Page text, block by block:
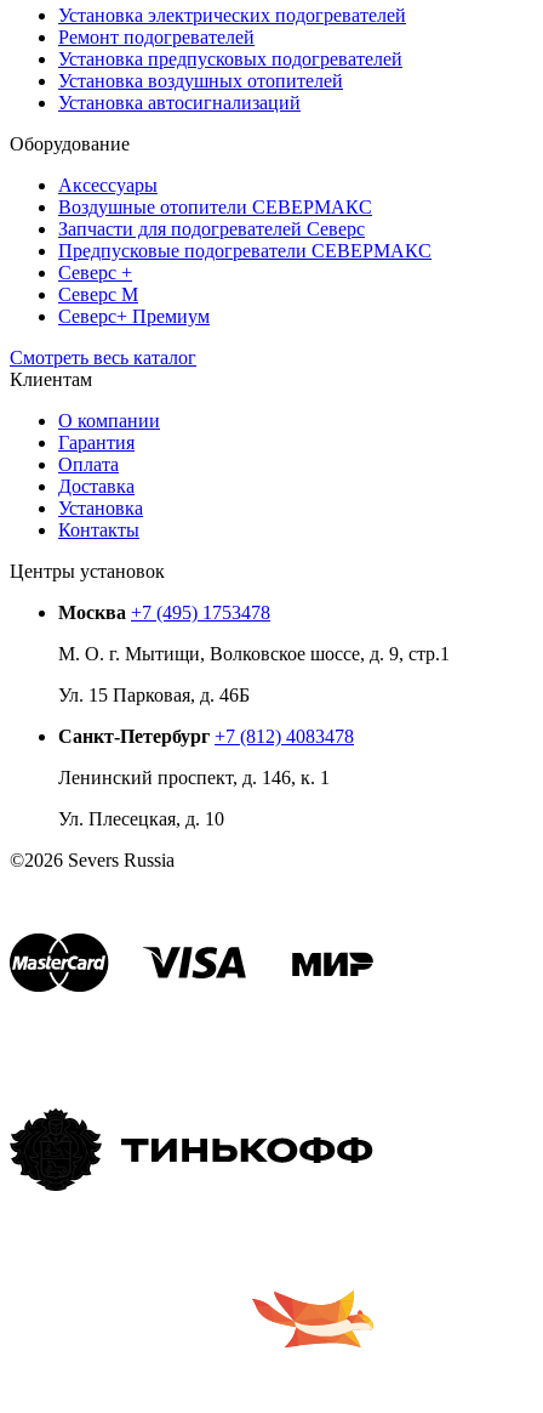
Установка электрических подогревателей
Ремонт подогревателей
Установка предпусковых подогревателей
Установка воздушных отопителей
Установка автосигнализаций
Оборудование
Аксессуары
Воздушные отопители СЕВЕРМАКС
Запчасти для подогревателей Северс
Предпусковые подогреватели СЕВЕРМАКС
Северс +
Северс М
Северс+ Премиум
Смотреть весь каталог
Клиентам
О компании
Гарантия
Оплата
Доставка
Установка
Контакты
Центры установок
Москва +7 (495) 1753478
М. О. г. Мытищи, Волковское шоссе, д. 9, стр.1
Ул. 15 Парковая, д. 46Б
Санкт-Петербург +7 (812) 4083478
Ленинский проспект, д. 146, к. 1
Ул. Плесецкая, д. 10
©2026 Severs Russia